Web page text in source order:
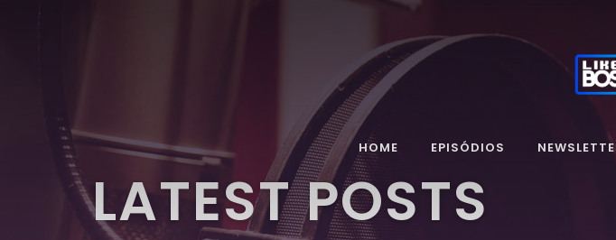
HOME EPISÓDIOS
LATEST POSTS